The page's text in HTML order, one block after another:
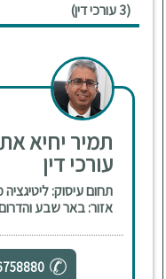
(3 עורכי דין)
תמיר יחיא
עורכי דין
תחום עיסוק:
אזור: באר שבע